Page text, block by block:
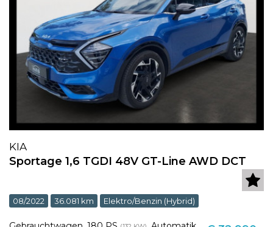
KIA
Sportage 1,6 TGDI 48V GT-Line AWD DCT
08/2022 36.081 km Elektro/Benzin (Hybrid)